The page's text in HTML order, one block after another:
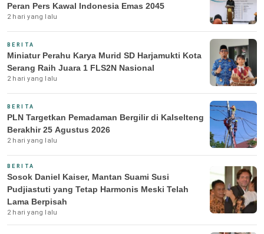
Peran Pers Kawal Indonesia Emas 2045
2 hari yang lalu
BERITA
Miniatur Perahu Karya Murid SD Harjamukti Kota
Serang Raih Juara 1 FLS2N Nasional
2 hari yang lalu
BERITA
PLN Targetkan Pemadaman Bergilir di Kalselteng
Berakhir 25 Agustus 2026
2 hari yang lalu
BERITA
Sosok Daniel Kaiser, Mantan Suami Susi
Pudjiastuti yang Tetap Harmonis Meski Telah
Lama Berpisah
2 hari yang lalu